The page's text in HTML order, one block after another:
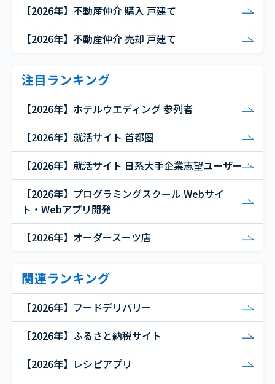
【2026年】不動産仲介 購入 戸建て
【2026年】不動産仲介 売却 戸建て
注目ランキング
【2026年】ホテルウエディング 参列者
【2026年】就活サイト 首都圏
【2026年】就活サイト 日系大手企業志望ユーザー
【2026年】プログラミングスクール Webサイ
ト・Webアプリ開発
【2026年】オーダースーツ店
関連ランキング
【2026年】フードデリバリー
【2026年】ふるさと納税サイト
【2026年】レシピアプリ